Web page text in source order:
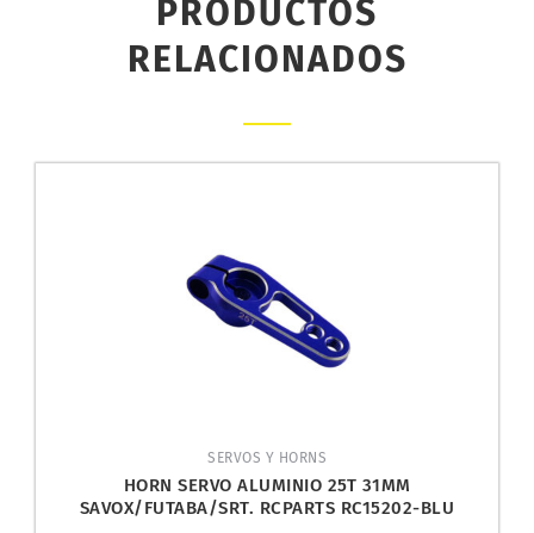
PRODUCTOS
RELACIONADOS
SERVOS Y HORNS
HORN SERVO ALUMINIO 25T 31MM
SAVOX/FUTABA/SRT. RCPARTS RC15202-BLU